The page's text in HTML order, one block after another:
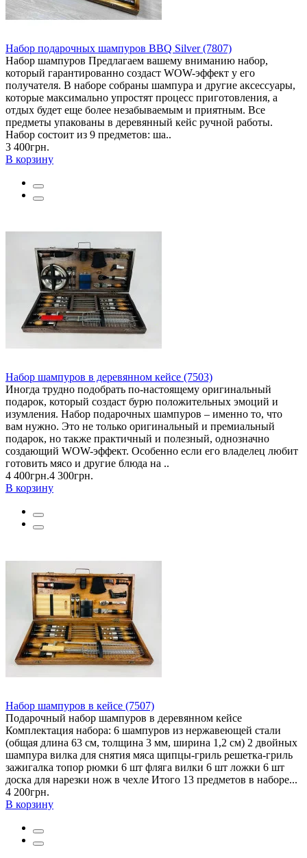
Набор подарочных шампуров BBQ Silver (7807)
Набор шампуров Предлагаем вашему вниманию набор,
который гарантированно создаст WOW-эффект у его
получателя. В наборе собраны шампура и другие аксессуары,
которые максимально упростят процесс приготовления, а
отдых будет еще более незабываемым и приятным. Все
предметы упакованы в деревянный кейс ручной работы.
Набор состоит из 9 предметов: ша..
3 400грн.
В корзину
Набор шампуров в деревянном кейсе (7503)
Иногда трудно подобрать по-настоящему оригинальный
подарок, который создаст бурю положительных эмоций и
изумления. Набор подарочных шампуров – именно то, что
вам нужно. Это не только оригинальный и премиальный
подарок, но также практичный и полезный, однозначно
создающий WOW-эффект. Особенно если его владелец любит
готовить мясо и другие блюда на ..
4 400грн.4 300грн.
В корзину
Набор шампуров в кейсе (7507)
Подарочный набор шампуров в деревянном кейсе
Комплектация набора: 6 шампуров из нержавеющей стали
(общая длина 63 см, толщина 3 мм, ширина 1,2 см) 2 двойных
шампура вилка для снятия мяса щипцы-гриль решетка-гриль
зажигалка топор рюмки 6 шт фляга вилки 6 шт ложки 6 шт
доска для нарезки нож в чехле Итого 13 предметов в наборе...
4 200грн.
В корзину